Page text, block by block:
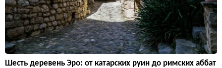
Шесть деревень Эро: от катарских руин до римских аббат